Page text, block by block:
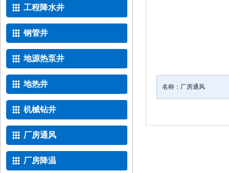
工程降水井
钢管井
地源热泵井
地热井
机械钻井
厂房通风
厂房降温
名称： 厂房通风